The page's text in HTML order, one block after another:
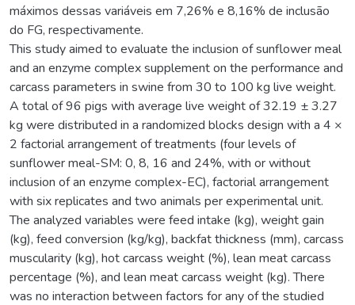
máximos dessas variáveis em 7,26% e 8,16% de inclusão
do FG, respectivamente.
This study aimed to evaluate the inclusion of sunflower meal
and an enzyme complex supplement on the performance and
carcass parameters in swine from 30 to 100 kg live weight.
A total of 96 pigs with average live weight of 32.19 ± 3.27
kg were distributed in a randomized blocks design with a 4 ×
2 factorial arrangement of treatments (four levels of
sunflower meal-SM: 0, 8, 16 and 24%, with or without
inclusion of an enzyme complex-EC), factorial arrangement
with six replicates and two animals per experimental unit.
The analyzed variables were feed intake (kg), weight gain
(kg), feed conversion (kg/kg), backfat thickness (mm), carcass
muscularity (kg), hot carcass weight (%), lean meat carcass
percentage (%), and lean meat carcass weight (kg). There
was no interaction between factors for any of the studied